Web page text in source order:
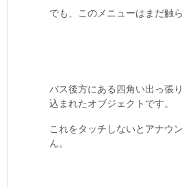
でも、このメニューはまだ触
バス後方にある四角い出っ張
込まれたオブジェクトです。
これをタッチしないとアナウ
ん。